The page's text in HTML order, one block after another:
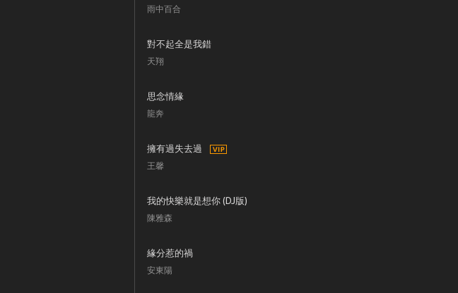
雨中百合
對不起全是我錯
天翔
思念情緣
龍奔
擁有過失去過
王馨
我的快樂就是想你 (DJ版)
陳雅森
緣分惹的禍
安東陽